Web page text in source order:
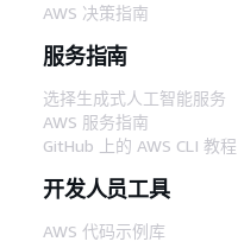
AWS 决策指南
服务指南
选择生成式人工智能服务
AWS 服务指南
GitHub 上的 AWS CLI 教程
开发人员工具
AWS 代码示例库